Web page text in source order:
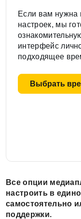
Если вам нужна
настроек, мы
интерфейс
подходящее
Выбрать
Все опции
настроить в
самостоятельно
поддержки.